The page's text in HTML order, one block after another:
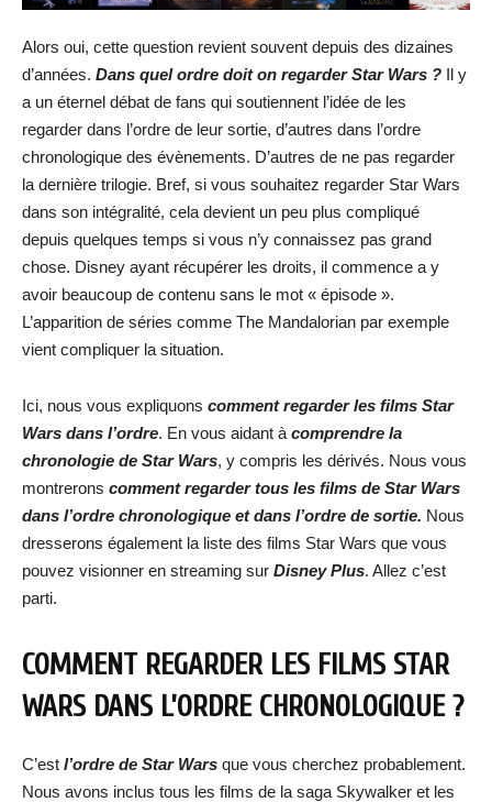
Alors oui, cette question revient souvent depuis des dizaines
d’années. Dans quel ordre doit on regarder Star Wars ? Il y
a un éternel débat de fans qui soutiennent l’idée de les
regarder dans l’ordre de leur sortie, d’autres dans l’ordre
chronologique des évènements. D’autres de ne pas regarder
la dernière trilogie. Bref, si vous souhaitez regarder Star Wars
dans son intégralité, cela devient un peu plus compliqué
depuis quelques temps si vous n’y connaissez pas grand
chose. Disney ayant récupérer les droits, il commence a y
avoir beaucoup de contenu sans le mot « épisode ».
L’apparition de séries comme The Mandalorian par exemple
vient compliquer la situation.
Ici, nous vous expliquons comment regarder les films Star
Wars dans l’ordre. En vous aidant à comprendre la
chronologie de Star Wars, y compris les dérivés. Nous vous
montrerons comment regarder tous les films de Star Wars
dans l’ordre chronologique et dans l’ordre de sortie. Nous
dresserons également la liste des films Star Wars que vous
pouvez visionner en streaming sur Disney Plus. Allez c’est
parti.
COMMENT REGARDER LES FILMS STAR
WARS DANS L’ORDRE CHRONOLOGIQUE ?
C’est l’ordre de Star Wars que vous cherchez probablement.
Nous avons inclus tous les films de la saga Skywalker et les